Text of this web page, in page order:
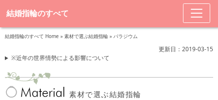
結婚指輪のすべて
結婚指輪のすべて Home » 素材で選ぶ結婚指輪 » パラジウム
更新日：2019-03-15
※近年の世界情勢による影響について
素材で選ぶ結婚指輪